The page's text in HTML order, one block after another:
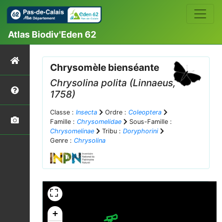
Atlas Biodiv'Eden 62
Chrysomèle bienséante
Chrysolina polita (Linnaeus,
1758)
Classe : Insecta Ordre : Coleoptera
Famille : Chrysomelidae
Sous-Famille :
Chrysomelinae
Tribu : Doryphorini
Genre : Chrysolina
+